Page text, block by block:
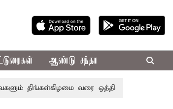
ஆண்டு சந்தா
வரை ஒத்திவைப்பு